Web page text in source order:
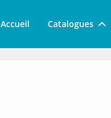
Accueil Catalogues